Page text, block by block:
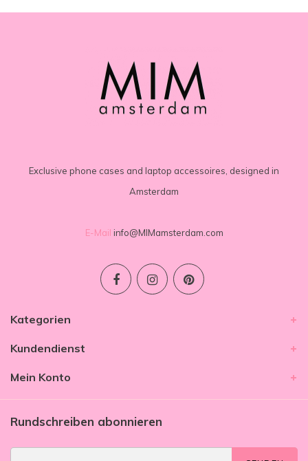
Exclusive phone cases and laptop accessoires, designed in
Amsterdam
E-Mail info@MIMamsterdam.com
Kategorien
Kundendienst
Mein Konto
Rundschreiben abonnieren